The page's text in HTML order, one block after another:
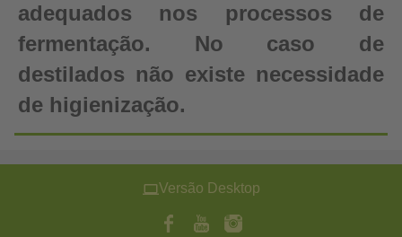
adequados nos processos de
fermentação. No caso de
destilados não existe necessidade
de higienização.
Versão Desktop